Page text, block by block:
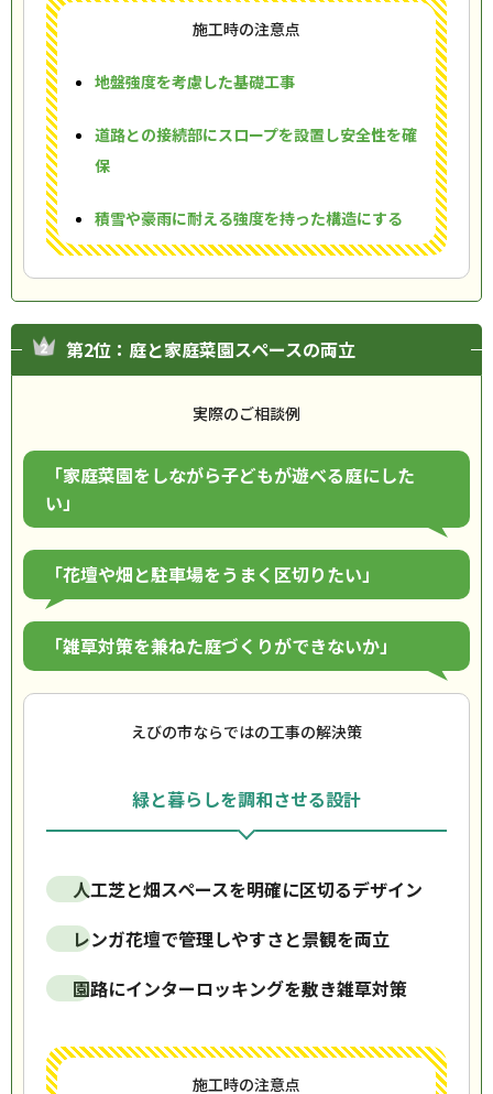
施工時の注意点
地盤強度を考慮した基礎工事
道路との接続部にスロープを設置し安全性を確
保
積雪や豪雨に耐える強度を持った構造にする
第2位：庭と家庭菜園スペースの両立
実際のご相談例
「家庭菜園をしながら子どもが遊べる庭にした
い」
「花壇や畑と駐車場をうまく区切りたい」
「雑草対策を兼ねた庭づくりができないか」
えびの市ならではの工事の解決策
緑と暮らしを調和させる設計
人工芝と畑スペースを明確に区切るデザイン
レンガ花壇で管理しやすさと景観を両立
園路にインターロッキングを敷き雑草対策
施工時の注意点